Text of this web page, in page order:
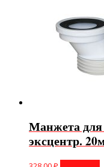
Манжета
эксцентр.